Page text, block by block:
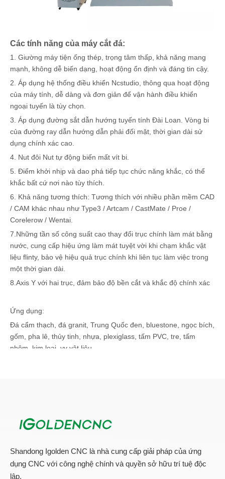
Các tính năng của máy cắt đá:
1. Giường máy tiện ống thép, trọng tâm thấp, khả năng mang
mạnh, không dễ biến dạng, hoạt động ổn định và đáng tin cậy.
2. Áp dụng hệ thống điều khiển Ncstudio, thông qua hoạt động
của máy tính, dễ dàng và đơn giản để vận hành điều khiển
ngoại tuyến là tùy chọn.
3. Áp dụng đường sắt dẫn hướng tuyến tính Đài Loan. Vòng bi
của đường ray dẫn hướng dẫn phải đối mặt, thời gian dài sử
dụng chính xác cao.
4. Nut đôi Nut tự động biến mất vít bi.
5. Điểm khởi nhịp và dao phá tiếp tục chức năng khắc, có thể
khắc bất cứ nơi nào tùy thích.
6. Khả năng tương thích: Tương thích với nhiều phần mềm CAD
/ CAM khác nhau như Type3 / Artcam / CastMate / Proe /
Corelerow / Wentai.
7.Những tần số công suất cao thay đổi trục chính làm mát bằng
nước, cung cấp hiệu ứng làm mát tuyệt vời khi chạm khắc vật
liệu flinty, bảo vệ hiệu quả trục chính khi liên tục làm việc trong
một thời gian dài.
8.Axis Y với hai trục, đảm bảo độ bền cắt và khắc độ chính xác
Ứng dụng:
Đá cẩm thạch, đá granit, Trung Quốc đen, bluestone, ngọc bích,
gốm, pha lê, thủy tinh, nhựa, plexiglass, tấm PVC, tre, tấm
nhôm, kim loại, vv vật liệu.
Nếu nó giải quyết vấn đề cho người chế tạo đá?
chế tạo CNC này đại diện cho cách \"mịn nhất \" để đi từ một
hướng dẫn đến một gia công tự động, nhờ:
Shandong Igolden CNC là nhà cung cấp giải pháp của ứng
dụng CNC với công nghệ chính và quyền sở hữu trí tuệ độc
lập.